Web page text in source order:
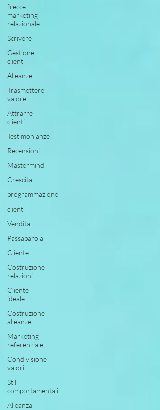
frecce
marketing
relazionale
Scrivere
Gestione
clienti
Alleanze
Trasmettere
valore
Attrarre
clienti
Testimonianze
Recensioni
Mastermind
Crescita
programmazione
clienti
Vendita
Passaparola
Cliente
Costruzione
relazioni
Cliente
ideale
Costruzione
alleanze
Marketing
referenziale
Condivisione
valori
Stili
comportamentali
Alleanza